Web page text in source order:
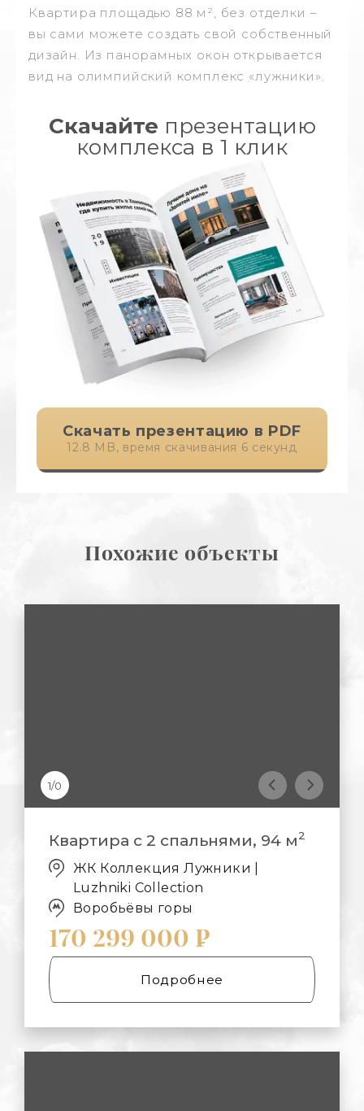
Квартира площадью 88 м², без отделки –
вы сами можете создать свой собственный
дизайн. Из панорамных окон открывается
вид на олимпийский комплекс «лужники».
Скачайте презентацию
комплекса в 1 клик
Скачать презентацию в PDF
12.8 MB, время скачивания 6 секунд
Похожие объекты
1/0
Квартира с 2 спальнями, 94 м2
ЖК Коллекция Лужники |
Luzhniki Collection
Воробьёвы горы
170 299 000 ₽
Подробнее